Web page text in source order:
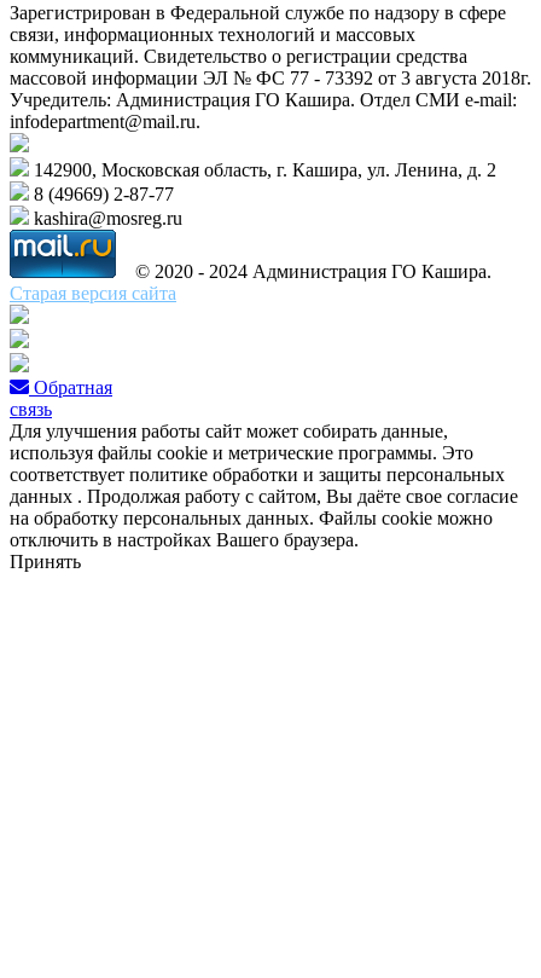
Зарегистрирован в Федеральной службе по надзору в сфере
связи, информационных технологий и массовых
коммуникаций. Свидетельство о регистрации средства
массовой информации ЭЛ № ФС 77 - 73392 от 3 августа 2018г.
Учредитель: Администрация ГО Кашира. Отдел СМИ e-mail:
infodepartment@mail.ru.
142900, Московская область, г. Кашира, ул. Ленина, д. 2
8 (49669) 2-87-77
kashira@mosreg.ru
© 2020 - 2024 Администрация ГО Кашира.
Старая версия сайта
Обратная
связь
Для улучшения работы сайт может собирать данные,
используя файлы cookie и метрические программы. Это
соответствует политике обработки и защиты персональных
данных . Продолжая работу с сайтом, Вы даёте свое согласие
на обработку персональных данных. Файлы cookie можно
отключить в настройках Вашего браузера.
Принять